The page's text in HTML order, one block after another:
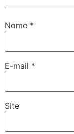
Nome *
E-mail *
Site